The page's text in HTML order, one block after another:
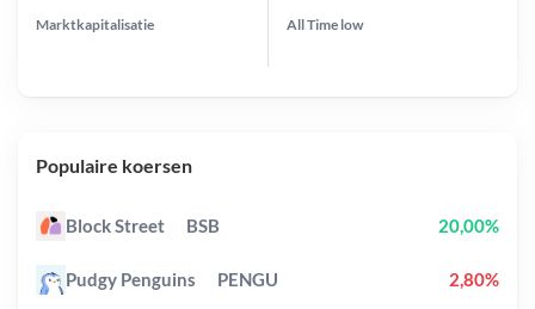
Marktkapitalisatie All Time low
Populaire koersen
Block Street BSB 20,00%
Pudgy Penguins PENGU 2,80%